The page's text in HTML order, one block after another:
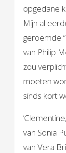
opgedane
Mijn al
geroemde
van Philip
zou
moeten
sinds kort
van Sonia
van Vera